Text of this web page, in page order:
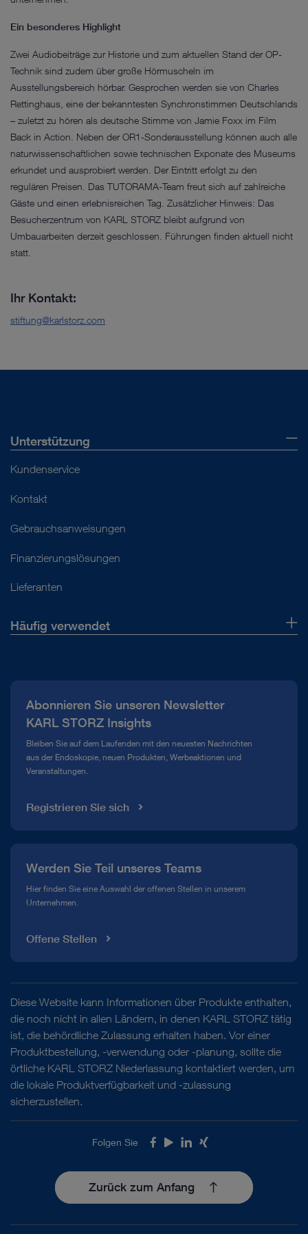
Ein besonderes Highlight
Zwei Audiobeiträge zur Historie und zum aktuellen Stand der OP-
Technik sind zudem über große Hörmuscheln im
Ausstellungsbereich hörbar. Gesprochen werden sie von Charles
Rettinghaus, eine der bekanntesten Synchronstimmen Deutschlands
– zuletzt zu hören als deutsche Stimme von Jamie Foxx im Film
Back in Action. Neben der OR1-Sonderausstellung können auch alle
naturwissenschaftlichen sowie technischen Exponate des Museums
erkundet und ausprobiert werden. Der Eintritt erfolgt zu den
regulären Preisen. Das TUTORAMA-Team freut sich auf zahlreiche
Gäste und einen erlebnisreichen Tag. Zusätzlicher Hinweis: Das
Besucherzentrum von KARL STORZ bleibt aufgrund von
Umbauarbeiten derzeit geschlossen. Führungen finden aktuell nicht
statt.
Ihr Kontakt:
stiftung@karlstorz.com
Unterstützung
Kundenservice
Kontakt
Gebrauchsanweisungen
Finanzierungslösungen
Lieferanten
Häufig verwendet
Compliance Hotline
Mediathek
Abonnieren Sie unseren Newsletter
KARL STORZ Insights
Bleiben Sie auf dem Laufenden mit den neuesten Nachrichten
aus der Endoskopie, neuen Produkten, Werbeaktionen und
Veranstaltungen.
Registrieren Sie sich
Werden Sie Teil unseres Teams
Hier finden Sie eine Auswahl der offenen Stellen in unserem
Unternehmen.
Offene Stellen
Diese Website kann Informationen über Produkte enthalten,
die noch nicht in allen Ländern, in denen KARL STORZ tätig
ist, die behördliche Zulassung erhalten haben. Vor einer
Produktbestellung, -verwendung oder -planung, sollte die
örtliche KARL STORZ Niederlassung kontaktiert werden, um
die lokale Produktverfügbarkeit und -zulassung
sicherzustellen.
Folgen Sie Facebook
Youtube
LinkedIn
Xing
Zurück zum Anfang